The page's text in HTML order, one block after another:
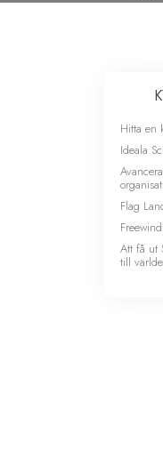
Hitta en
Ideala
Flag
Att få ut
till